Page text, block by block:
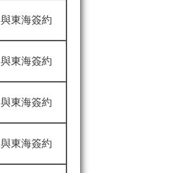
與東海簽約
與東海簽約
與東海簽約
與東海簽約